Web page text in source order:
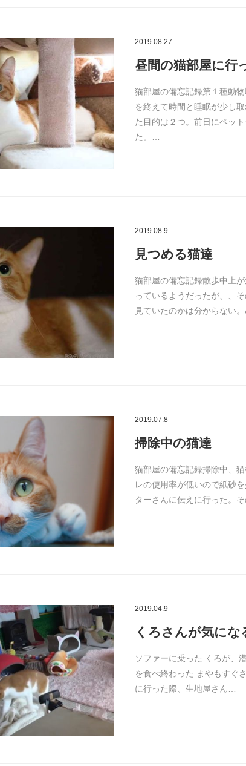
2019.08.27
昼間の猫部屋に行
猫部屋の備忘記録第１種動
を終えて時間と睡眠が少し
た目的は２つ。前日にペッ
た。…
2019.08.9
見つめる猫達
猫部屋の備忘記録散歩中上
っているようだったが、、
見ていたのかは分からない
2019.07.8
掃除中の猫達
猫部屋の備忘記録掃除中、
レの使用率が低いので紙砂
ターさんに伝えに行った。
2019.04.9
くろさんが気にな
ソファーに乗った くろが、
を食べ終わった まやもすぐ
に行った際、生地屋さん…